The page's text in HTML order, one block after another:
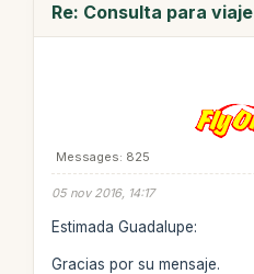
Re: Consulta para viaje
Messages: 825
05 nov 2016, 14:17
Estimada Guadalupe:
Gracias por su mensaje.